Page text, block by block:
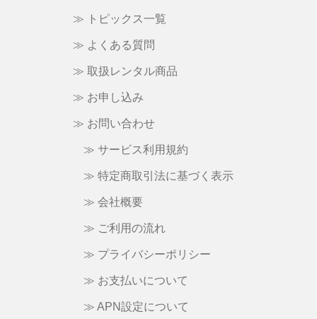
≫ トピックス一覧
≫ よくある質問
≫ 取扱レンタル商品
≫ お申し込み
≫ お問い合わせ
≫ サービス利用規約
≫ 特定商取引法に基づく表示
≫ 会社概要
≫ ご利用の流れ
≫ プライバシーポリシー
≫ お支払いについて
≫ APN設定について